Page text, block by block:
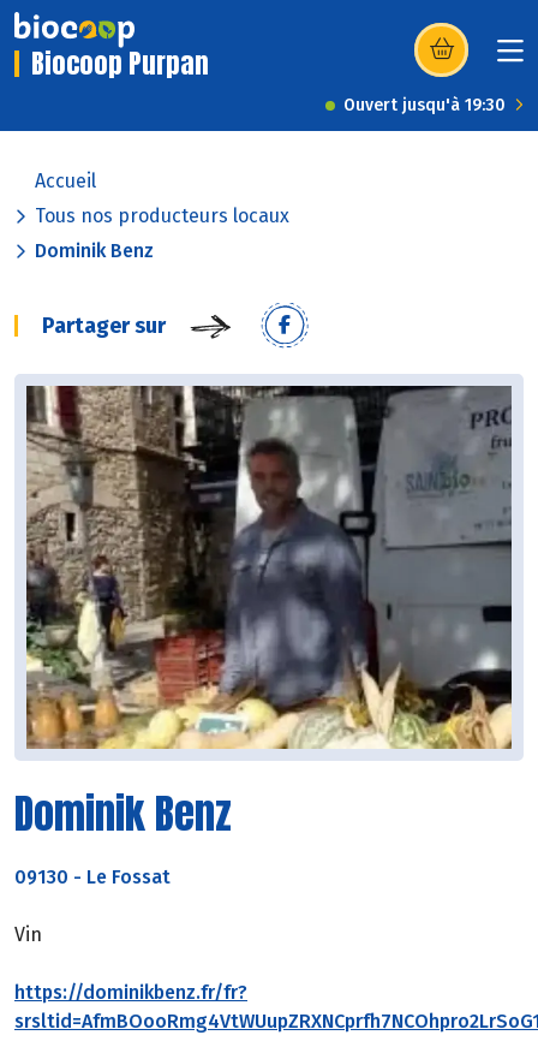
Biocoop Purpan (s’ouvre dans
Ouvert jusqu'à 19:30
Accueil
Tous nos producteurs locaux
Dominik Benz
Partager sur
Dominik Benz
09130 - Le Fossat
Vin
https://dominikbenz.fr/fr?